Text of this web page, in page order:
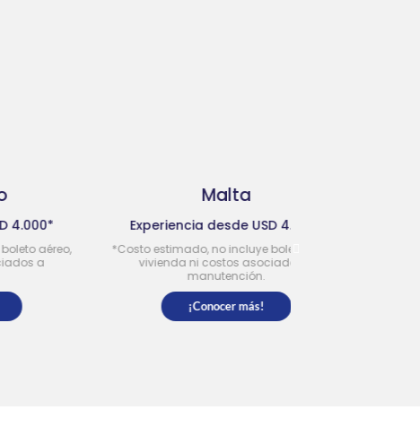
Experiencia desde USD 4.000*
*Costo estimado, no incluye boleto aéreo,
vivienda ni costos asociados a
manutención.
¡Conocer más!